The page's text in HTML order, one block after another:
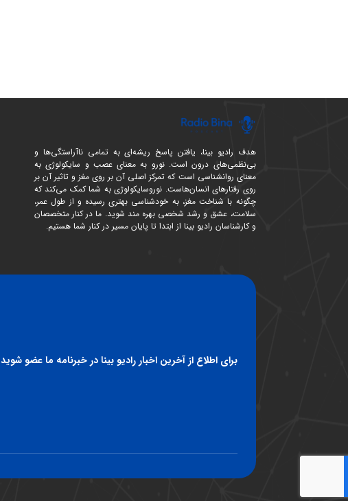
هدف رادیو بینا، یافتن پاسخ ریشه‌ای به تمامی ناآراستگی‌ها و
بی‌نظمی‌های درون است. نورو به معنای عصب و سایکولوژی به
معنای روانشناسی است که تمرکز اصلی آن بر روی مغز و تاثیر آن بر
روی رفتارهای انسان‌هاست. نوروسایکولوژی به شما کمک می‌کند که
چگونه با شناخت مغز، به خودشناسی بهتری رسیده و از طول عمر،
سلامت، عشق و رشد شخصی بهره مند شوید. ما در کنار متخصصان
و کارشناسان رادیو بینا از ابتدا تا پایان مسیر در کنار شما هستیم.
برای اطلاع از آخرین اخبار رادیو بینا در خبرنامه ما عضو شوید